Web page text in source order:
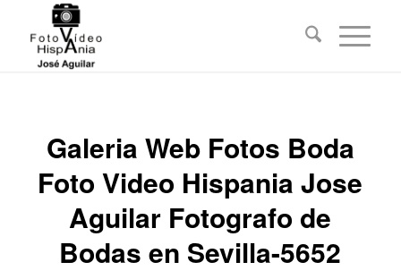
Galeria Web Fotos Boda
Foto Video Hispania Jose
Aguilar Fotografo de
Bodas en Sevilla-5652